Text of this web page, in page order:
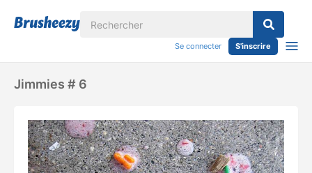
Se connecter S'inscrire
Jimmies # 6